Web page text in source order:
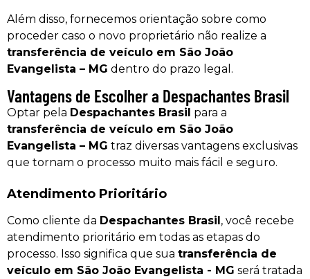
Além disso, fornecemos orientação sobre como
proceder caso o novo proprietário não realize a
transferência de veículo em São João
Evangelista – MG dentro do prazo legal.
Vantagens de Escolher a Despachantes Brasil
Optar pela Despachantes Brasil para a
transferência de veículo em São João
Evangelista – MG traz diversas vantagens exclusivas
que tornam o processo muito mais fácil e seguro.
Atendimento Prioritário
Como cliente da Despachantes Brasil, você recebe
atendimento prioritário em todas as etapas do
processo. Isso significa que sua transferência de
veículo em São João Evangelista - MG será tratada